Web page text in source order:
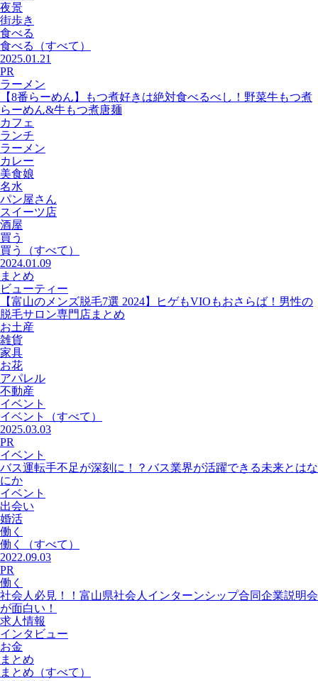
夜景
街歩き
食べる
食べる
（すべて）
2025.01.21
PR
ラーメン
【8番らーめん】もつ煮好きは絶対食べるべし！野菜牛もつ煮
らーめん&牛もつ煮唐麺
カフェ
ランチ
ラーメン
カレー
美食娘
名水
パン屋さん
スイーツ店
酒屋
買う
買う
（すべて）
2024.01.09
まとめ
ビューティー
【富山のメンズ脱毛7選 2024】ヒゲもVIOもおさらば！男性の
脱毛サロン専門店まとめ
お土産
雑貨
家具
お花
アパレル
不動産
イベント
イベント
（すべて）
2025.03.03
PR
イベント
バス運転手不足が深刻に！？バス業界が活躍できる未来とはな
にか
イベント
出会い
婚活
働く
働く
（すべて）
2022.09.03
PR
働く
社会人必見！！富山県社会人インターンシップ合同企業説明会
が面白い！
求人情報
インタビュー
お金
まとめ
まとめ （すべて）